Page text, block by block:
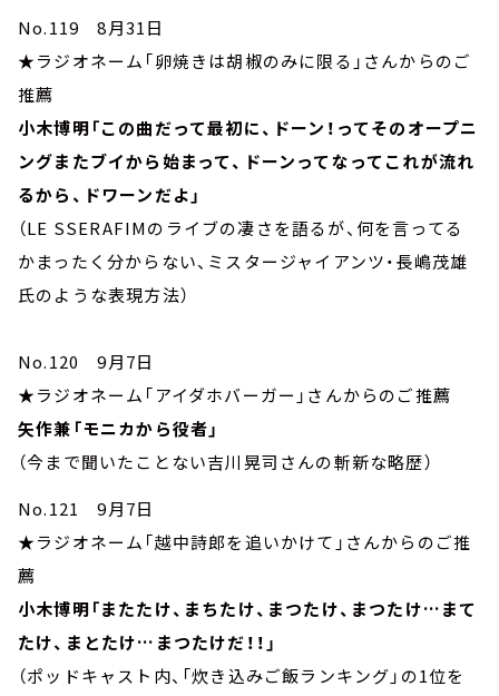
No.119 8月31日
★ラジオネーム「卵焼きは胡椒のみに限る」さんからのご
推薦
小木博明「この曲だって最初に、ドーン！ってそのオープニ
ングまたブイから始まって、ドーンってなってこれが流れ
るから、ドワーンだよ」
（LE SSERAFIMのライブの凄さを語るが、何を言ってる
かまったく分からない、ミスタージャイアンツ・長嶋茂雄
氏のような表現方法）
No.120 9月7日
★ラジオネーム「アイダホバーガー」さんからのご推薦
矢作兼「モニカから役者」
（今まで聞いたことない吉川晃司さんの斬新な略歴）
No.121 9月7日
★ラジオネーム「越中詩郎を追いかけて」さんからのご推
薦
小木博明「またたけ、まちたけ、まつたけ、まつたけ…まて
たけ、まとたけ…まつたけだ！！」
（ポッドキャスト内、「炊き込みご飯ランキング」の1位を